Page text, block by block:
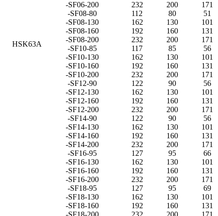
HSK63A
-SF06-200
232 200
171
-SF08-80
112 80
51
-SF08-130
162 130
101
-SF08-160
192 160
131
-SF08-200
232 200
171
-SF10-85
117 85
56
-SF10-130
162 130
101
-SF10-160
192 160
131
-SF10-200
232 200
171
-SF12-90
122 90
56
-SF12-130
162 130
101
-SF12-160
192 160
131
-SF12-200
232 200
171
-SF14-90
122 90
56
-SF14-130
162 130
101
-SF14-160
192 160
131
-SF14-200
232 200
171
-SF16-95
127 95
66
-SF16-130
162 130 101
-SF16-160 192 160
131
-SF16-200
232 200
171
-SF18-95
127 95
69
-SF18-130
162 130
101
-SF18-160
192 160
131
-SF18-200
232 200
171